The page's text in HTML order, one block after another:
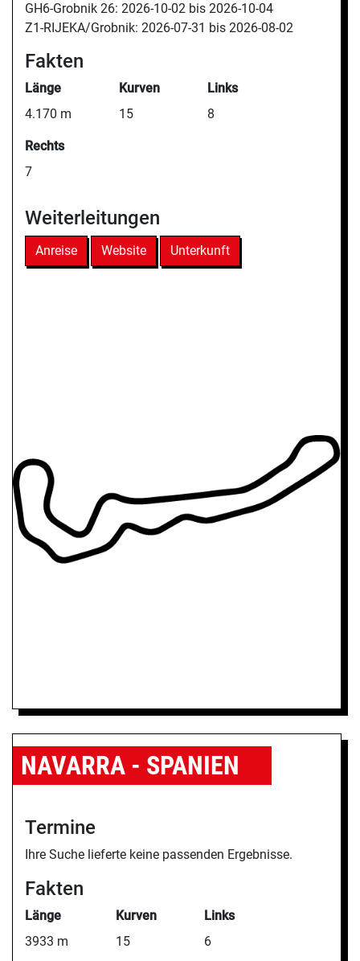
GH6-Grobnik 26: 2026-10-02 bis 2026-10-04
Z1-RIJEKA/Grobnik: 2026-07-31 bis 2026-08-02
Fakten
Länge
4.170 m
Kurven
15
Links
8
Rechts
7
Weiterleitungen
Anreise Website Unterkunft
NAVARRA - SPANIEN
Termine
Ihre Suche lieferte keine passenden Ergebnisse.
Fakten
Länge
3933 m
Kurven
15
Links
6